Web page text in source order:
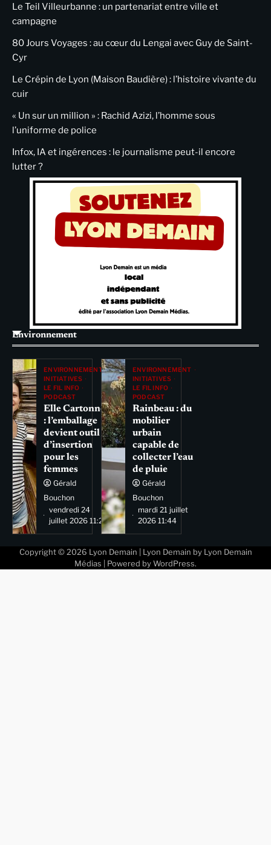
Le Teil Villeurbanne : un partenariat entre ville et
campagne
80 Jours Voyages : au cœur du Lengai avec Guy de Saint-
Cyr
Le Crépin de Lyon (Maison Baudière) : l’histoire vivante du
cuir
« Un sur un million » : Rachid Azizi, l’homme sous
l’uniforme de police
Infox, IA et ingérences : le journalisme peut-il encore
lutter ?
Environnement
ENVIRONNEMENT
INITIATIVES
LE FIL INFO
PODCAST
Elle Cartonne
: l’emballage
devient outil
d’insertion
pour les
femmes
Gérald
Bouchon
vendredi 24
juillet 2026 11:29
ENVIRONNEMENT
INITIATIVES
LE FIL INFO
PODCAST
Rainbeau : du
mobilier
urbain
capable de
collecter l’eau
de pluie
Gérald
Bouchon
mardi 21 juillet
2026 11:44
Copyright © 2026 Lyon Demain | Lyon Demain by Lyon Demain
Médias | Powered by WordPress.